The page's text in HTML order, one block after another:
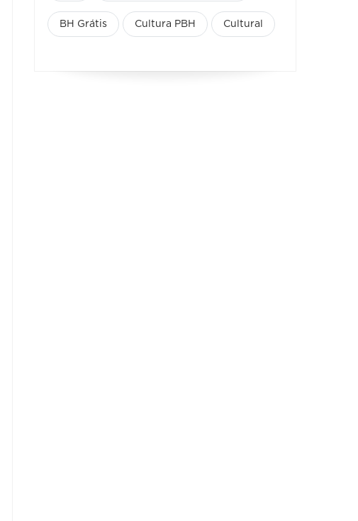
BH Grátis Cultura PBH Cultural